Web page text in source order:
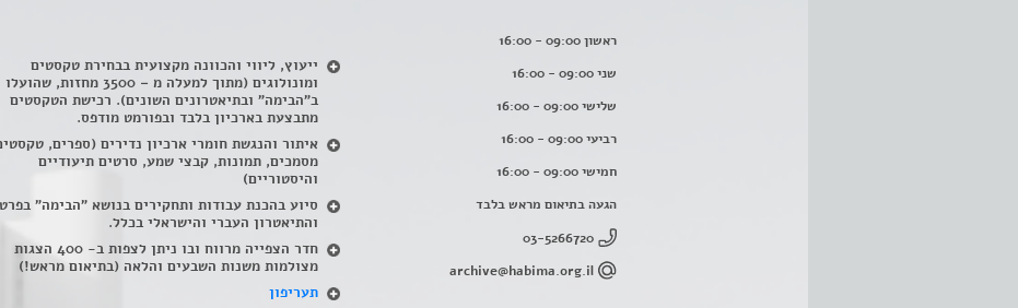
ראשון 09:00 - 16:00
שני 09:00 - 16:00
שלישי 09:00 - 16:00
רביעי 09:00 - 16:00
חמישי 09:00 - 16:00
הגעה בתיאום מראש בלבד
03-5266720
archive@habima.org.il
ייעוץ, ליווי והכוונה מקצועית בבחירת טקסטים
ומונולוגים (מתוך למעלה מ – 3500 מחזות, שהועלו
ב"הבימה" ובתיאטרונים השונים). רכישת הטקסטים
מתבצעת בארכיון בלבד ובפורמט מודפס.
איתור והנגשת חומרי ארכיון נדירים (ספרים,
מסמכים, תמונות, קבצי שמע, סרטים תיעודיים
והיסטוריים)
סיוע בהכנת עבודות ותחקירים בנושא "הבימה" בפרט
והתיאטרון העברי והישראלי בכלל.
חדר הצפייה מרווח ובו ניתן לצפות ב- 400 הצגות
מצולמות משנות השבעים והלאה (בתיאום מראש!)
תעריפון